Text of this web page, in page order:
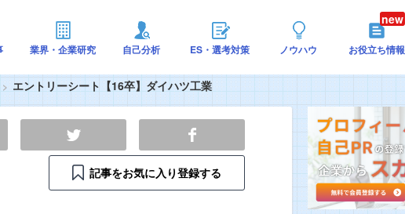
業界・企業研究 自己分析 ES・選考対策 ノウハウ お役立ち情報
エントリーシート【16卒】ダイハツ工業
記事をお気に入り登録する